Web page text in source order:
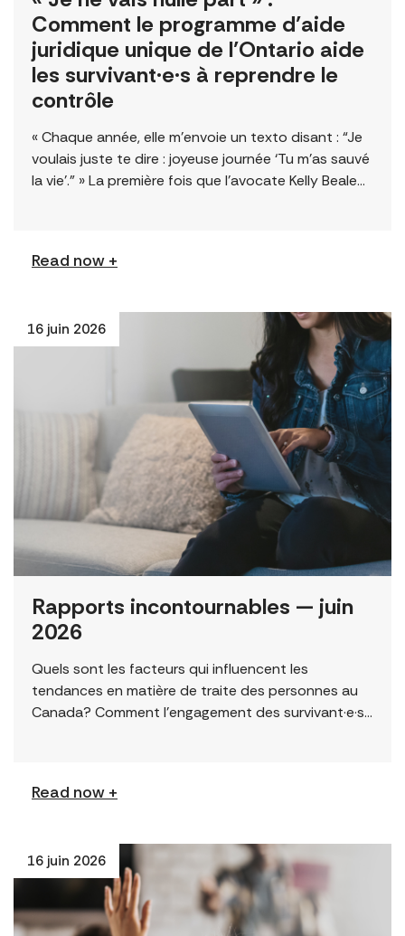
Comment le programme d’aide
juridique unique de l’Ontario aide
les survivant·e·s à reprendre le
contrôle
« Chaque année, elle m’envoie un texto disant : “Je
voulais juste te dire : joyeuse journée ‘Tu m’as sauvé
la vie’.” » La première fois que l’avocate Kelly Beale
Read now +
16 juin 2026
Rapports incontournables — juin
2026
Quels sont les facteurs qui influencent les
tendances en matière de traite des personnes au
Canada? Comment l’engagement des survivant·e·s
Read now +
16 juin 2026